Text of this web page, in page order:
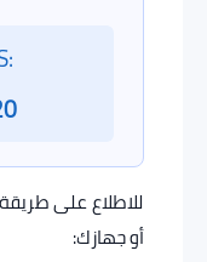
للاطلاع على
أو جهازك: